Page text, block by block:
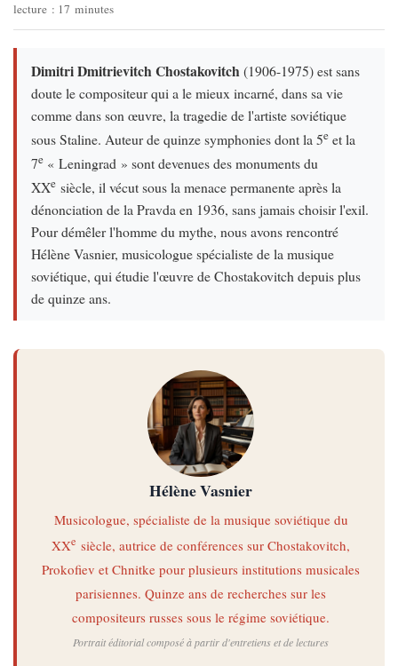
lecture : 17 minutes
Dimitri Dmitrievitch Chostakovitch (1906-1975) est sans
doute le compositeur qui a le mieux incarné, dans sa vie
comme dans son œuvre, la tragedie de l'artiste soviétique
sous Staline. Auteur de quinze symphonies dont la 5eet la
7e« Leningrad » sont devenues des monuments du
XXesiècle, il vécut sous la menace permanente après la
dénonciation de la Pravda en 1936, sans jamais choisir l'exil.
Pour démêler l'homme du mythe, nous avons rencontré
Hélène Vasnier, musicologue spécialiste de la musique
soviétique, qui étudie l'œuvre de Chostakovitch depuis plus
de quinze ans.
Hélène Vasnier
Musicologue, spécialiste de la musique soviétique du
XXe siècle, autrice de conférences sur Chostakovitch,
Prokofiev et Chnitke pour plusieurs institutions musicales
parisiennes. Quinze ans de recherches sur les
compositeurs russes sous le régime soviétique.
Portrait éditorial composé à partir d'entretiens et de lectures